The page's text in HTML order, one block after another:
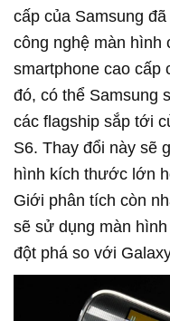
cấp của Samsung
công nghệ màn hình
smartphone cao cấp
đó, có thể Samsung
các flagship sắp tới
S6. Thay đổi này sẽ
hình kích thước lớn
Giới phân tích còn
sẽ sử dụng màn
đột phá so với